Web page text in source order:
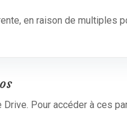
en raison de multiples
Pour accéder à ces